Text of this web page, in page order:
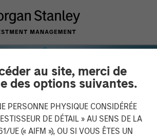
au site, merci de
des options suivantes.
PERSONNE PHYSIQUE CONSIDÉRÉE
DE DÉTAIL » AU SENS DE LA
UE (« AIFM »), OU SI VOUS ÊTES UN